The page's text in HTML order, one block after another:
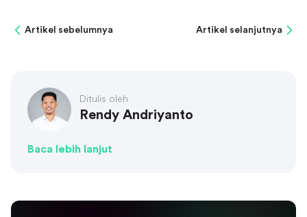
Artikel sebelumnya Artikel selanjutnya
Ditulis oleh
Rendy Andriyanto
Baca lebih lanjut